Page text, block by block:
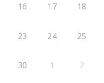
16 17 18
23 24 25
30 1 2